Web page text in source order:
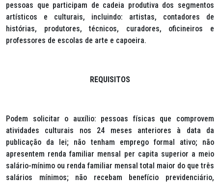
pessoas que participam de cadeia produtiva dos segmentos
artísticos e culturais, incluindo: artistas, contadores de
histórias, produtores, técnicos, curadores, oficineiros e
professores de escolas de arte e capoeira.
REQUISITOS
Podem solicitar o auxílio: pessoas físicas que comprovem
atividades culturais nos 24 meses anteriores à data da
publicação da lei; não tenham emprego formal ativo; não
apresentem renda familiar mensal per capita superior a meio
salário-mínimo ou renda familiar mensal total maior do que três
salários mínimos; não recebam benefício previdenciário,